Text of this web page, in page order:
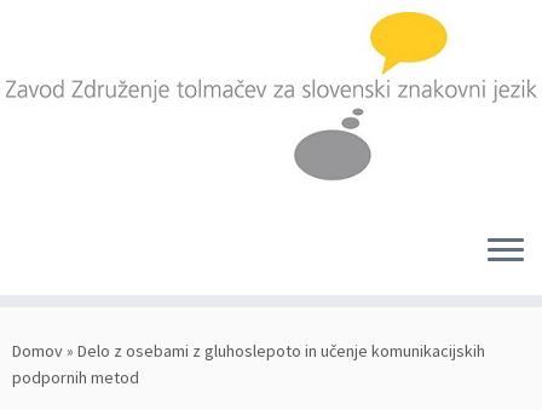
na
vsebino
Domov» Delo z osebami z gluhoslepoto in učenje komunikacijskih
podpornih metod